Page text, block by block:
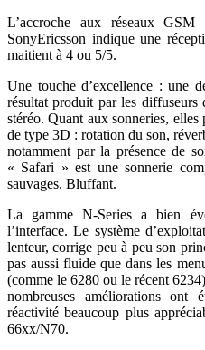
L’accroche aux réseaux
SonyEricsson indique une
maitient à 4 ou 5/5.
Une touche d’excellence : une
résultat produit par les diffuseurs
stéréo. Quant aux sonneries,
de type 3D : rotation du son,
notamment par la présence de
« Safari » est une sonnerie
sauvages. Bluffant.
La gamme N-Series a bien
l’interface. Le système
lenteur, corrige peu à peu son
pas aussi fluide que dans les
(comme le 6280 ou le récent
nombreuses améliorations ont
réactivité beaucoup plus
66xx/N70.